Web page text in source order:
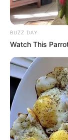
BUZZ DAY
Watch This